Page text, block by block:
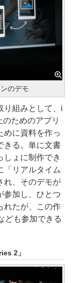
のデモ
り組みとして、i
ためのアプリ
めに資料を作っ
きる。単に文書
しょに制作でき
「リアルタイム
れ、そのデモが
参加し、ひとつ
れたが、この作
ども参加できる
2」